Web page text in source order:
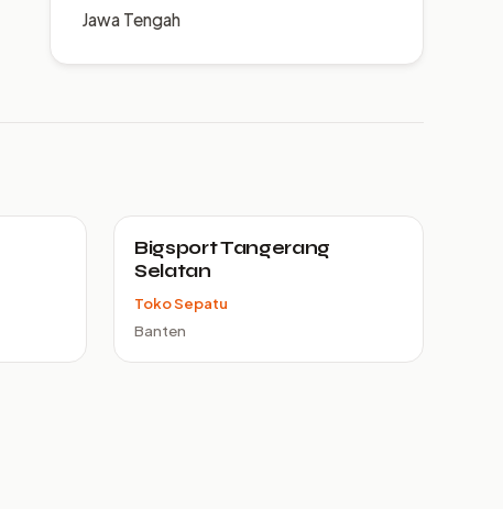
Jawa Tengah
Bigsport Tangerang
Selatan
Toko Sepatu
Banten